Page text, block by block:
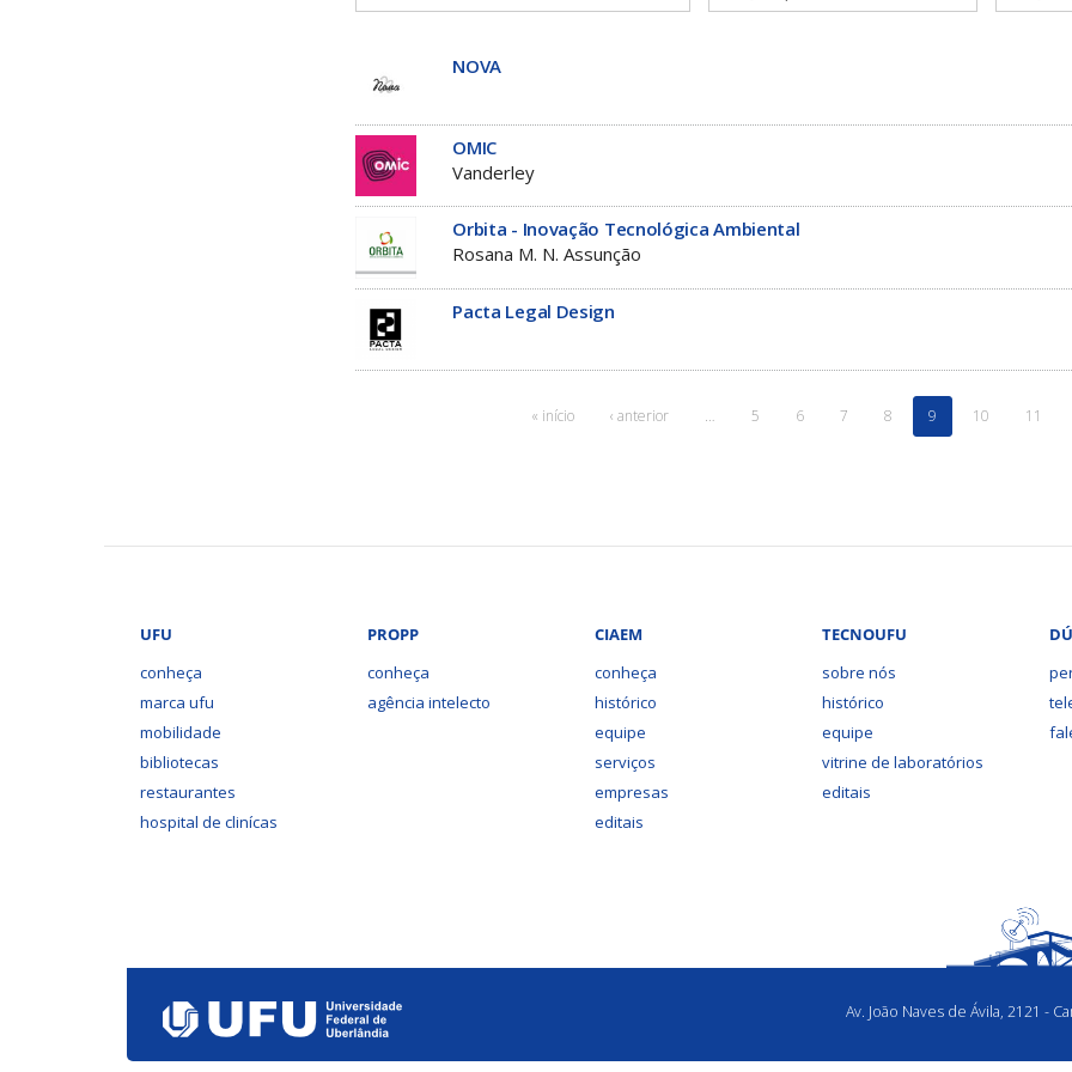
NOVA
OMIC
Vanderley
Orbita - Inovação Tecnológica Ambiental
Rosana M. N. Assunção
Pacta Legal Design
« início ‹ anterior … 5 6 7 8 9 10 11
UFU
conheça
marca ufu
mobilidade
bibliotecas
restaurantes
hospital de clinícas
PROPP
conheça
agência intelecto
CIAEM
conheça
histórico
equipe
serviços
empresas
editais
TECNOUFU
sobre nós
histórico
equipe
vitrine de laboratórios
editais
Av. João Naves de Ávila, 2121 -